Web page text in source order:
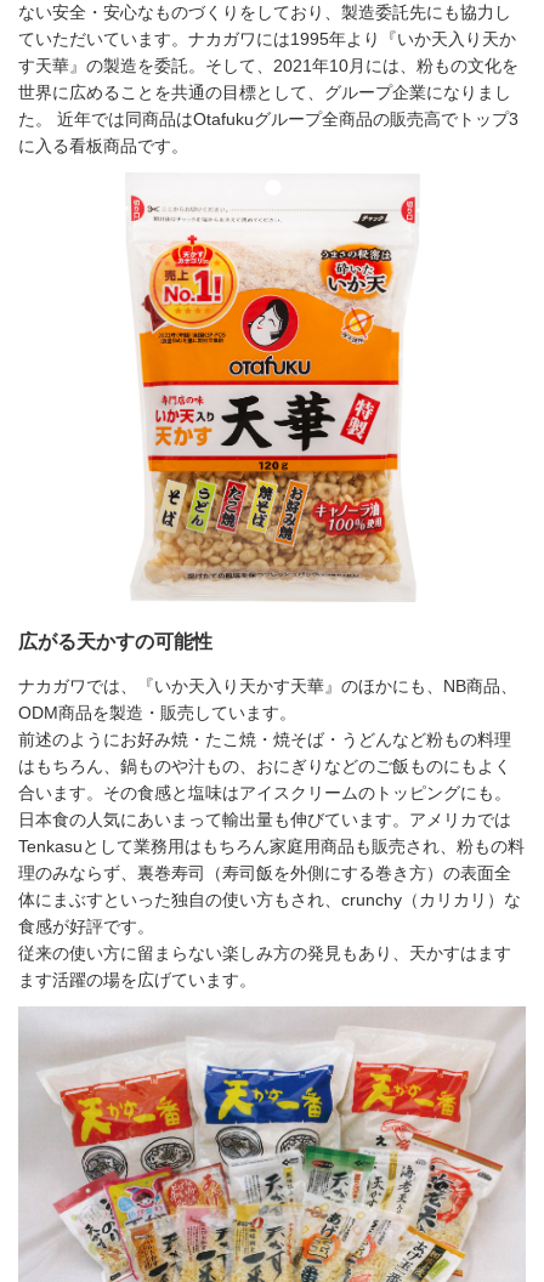
ない安全・安心なものづくりをしており、製造委託先にも協力し
ていただいています。ナカガワには1995年より『いか天入り天か
す天華』の製造を委託。そして、2021年10月には、粉もの文化を
世界に広めることを共通の目標として、グループ企業になりまし
た。 近年では同商品はOtafukuグループ全商品の販売高でトップ3
に入る看板商品です。
広がる天かすの可能性
ナカガワでは、『いか天入り天かす天華』のほかにも、NB商品、
ODM商品を製造・販売しています。
前述のようにお好み焼・たこ焼・焼そば・うどんなど粉もの料理
はもちろん、鍋ものや汁もの、おにぎりなどのご飯ものにもよく
合います。その食感と塩味はアイスクリームのトッピングにも。
日本食の人気にあいまって輸出量も伸びています。アメリカでは
Tenkasuとして業務用はもちろん家庭用商品も販売され、粉もの料
理のみならず、裏巻寿司（寿司飯を外側にする巻き方）の表面全
体にまぶすといった独自の使い方もされ、crunchy（カリカリ）な
食感が好評です。
従来の使い方に留まらない楽しみ方の発見もあり、天かすはます
ます活躍の場を広げています。